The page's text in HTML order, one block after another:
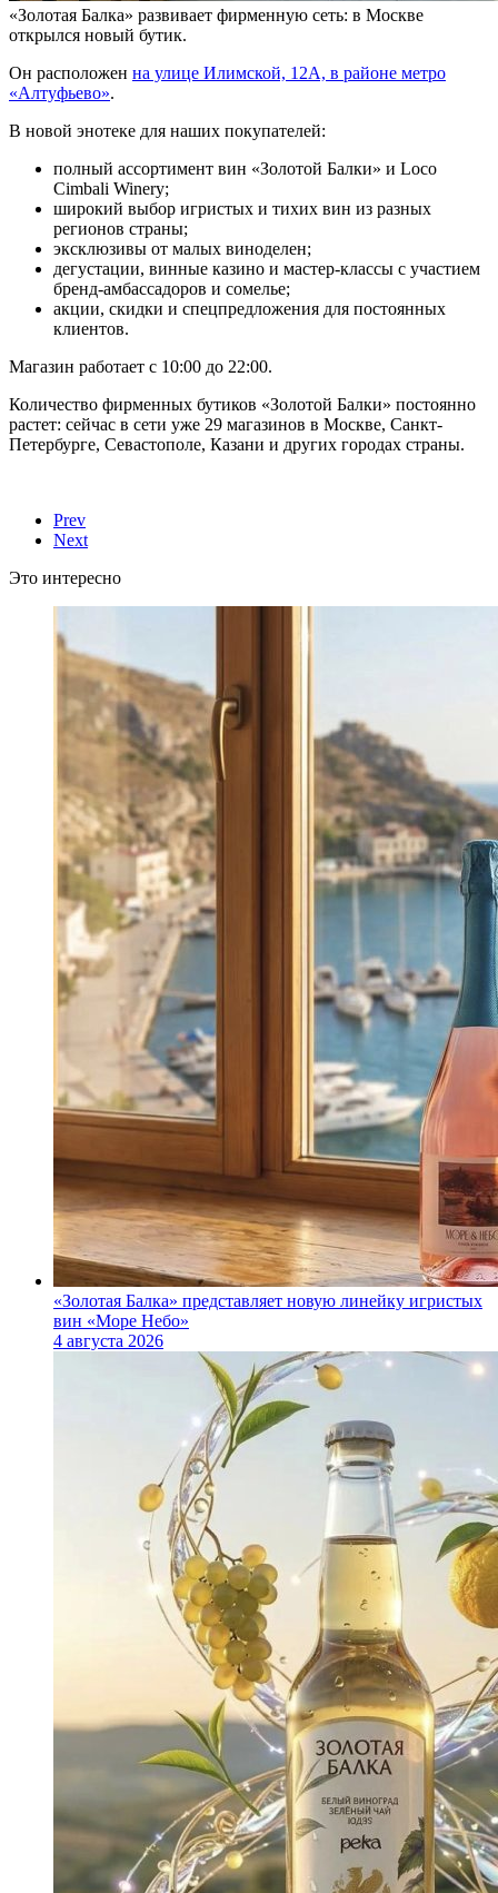
«Золотая Балка» развивает фирменную сеть: в Москве
открылся новый бутик.
Он расположен на улице Илимской, 12А, в районе метро
«Алтуфьево».
В новой энотеке для наших покупателей:
полный ассортимент вин «Золотой Балки» и Loco
Cimbali Winery;
широкий выбор игристых и тихих вин из разных
регионов страны;
эксклюзивы от малых виноделен;
дегустации, винные казино и мастер-классы с участием
бренд-амбассадоров и сомелье;
акции, скидки и спецпредложения для постоянных
клиентов.
Магазин работает с 10:00 до 22:00.
Количество фирменных бутиков «Золотой Балки» постоянно
растет: сейчас в сети уже 29 магазинов в Москве, Санкт-
Петербурге, Севастополе, Казани и других городах страны.
Prev
Next
Это интересно
«Золотая Балка» представляет новую линейку игристых
вин «Море Небо»
4 августа 2026